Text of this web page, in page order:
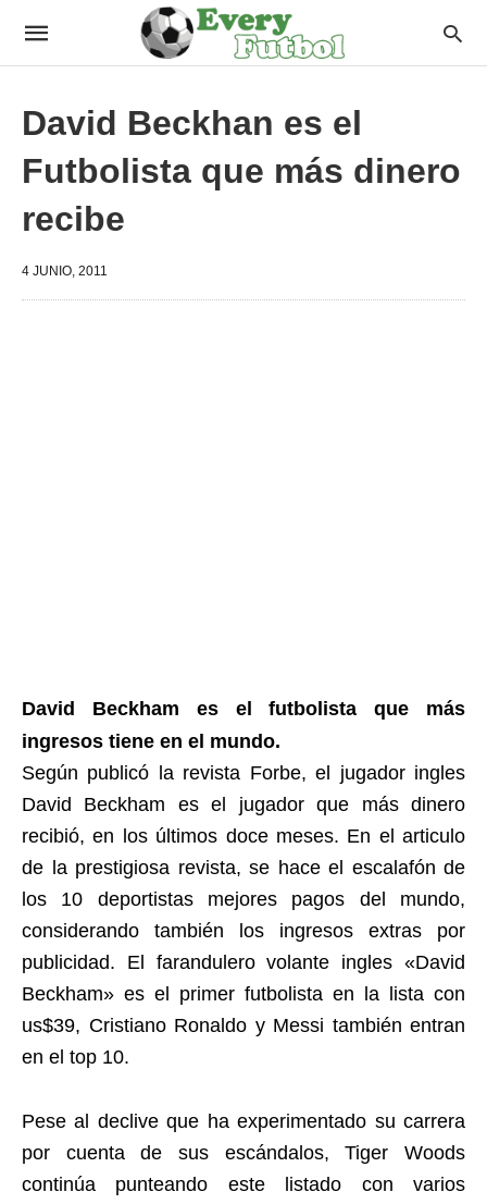
David Beckhan es el
Futbolista que más dinero
recibe
4 JUNIO, 2011
David Beckham es el futbolista que más
ingresos tiene en el mundo.
Según publicó la revista Forbe, el jugador ingles
David Beckham es el jugador que más dinero
recibió, en los últimos doce meses. En el articulo
de la prestigiosa revista, se hace el escalafón de
los 10 deportistas mejores pagos del mundo,
considerando también los ingresos extras por
publicidad. El farandulero volante ingles «David
Beckham» es el primer futbolista en la lista con
us$39, Cristiano Ronaldo y Messi también entran
en el top 10.
Pese al declive que ha experimentado su carrera
por cuenta de sus escándalos, Tiger Woods
continúa punteando este listado con varios